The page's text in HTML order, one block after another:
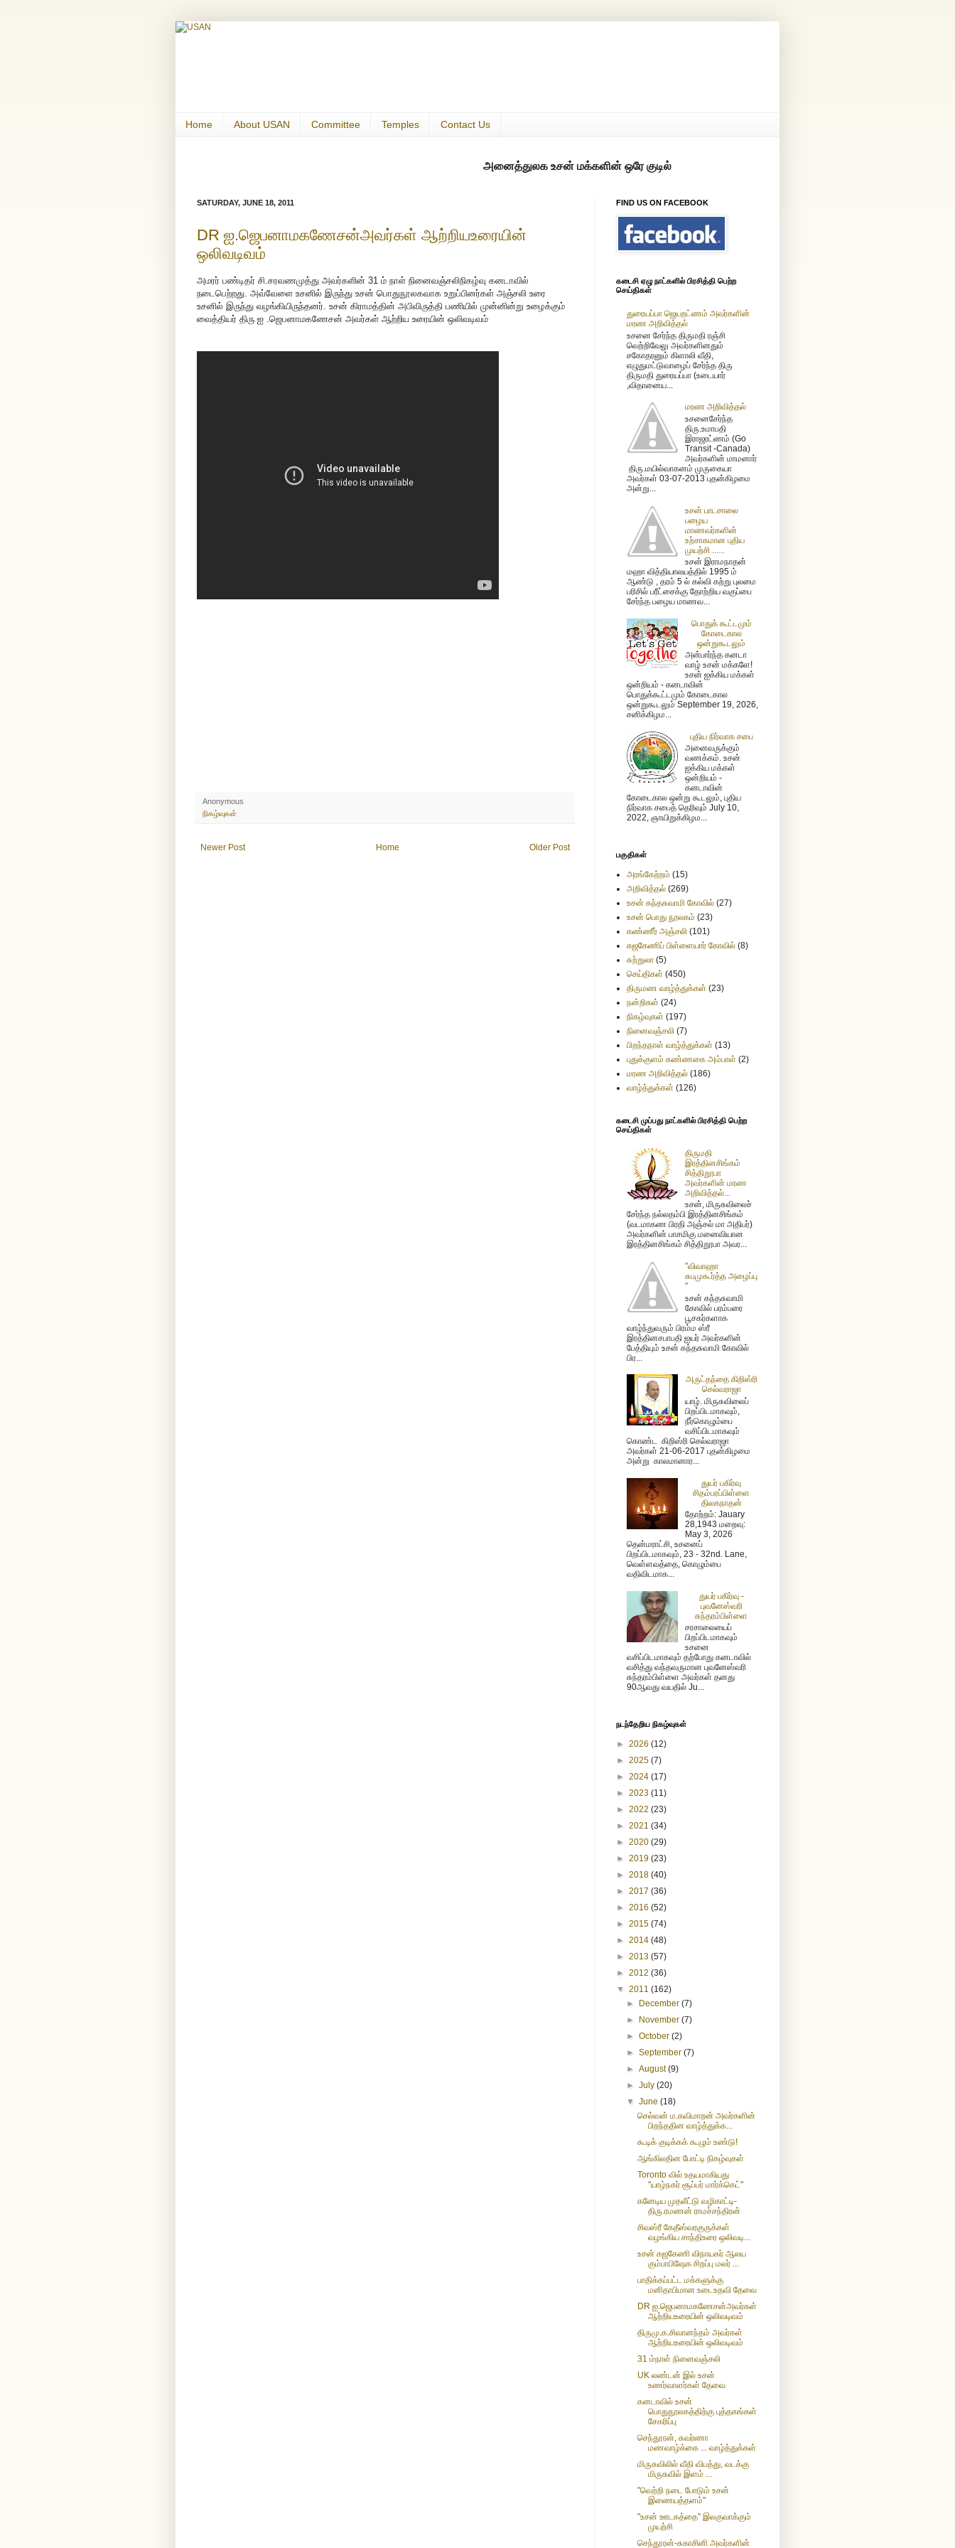
Home About USAN Committee Temples Contact Us
அனைத்துலக உசன் மக்களின் ஒரே குடில்
SATURDAY, JUNE 18, 2011
DR ஐ.ஜெபனாமகணேசன்அவர்கள் ஆற்றியஉரையின்
ஒலிவடிவம்
அமரர் பண்டிதர் சி.சரவணமுத்து அவர்களின் 31 ம் நாள் நினைவஞ்சலிநிகழ்வு கனடாவில்
நடைபெற்றது. அவ்வேளை உசனில் இருந்து உசன் பொதுநூலகவாக உறுப்பினர்கள் அஞ்சலி உரை
உசனில் இருந்து வழங்கியிருந்தனர். உசன் கிராமத்தின் அபிவிருத்தி பணியில் முன்னின்று உழைக்கும்
வைத்தியர் திரு ஐ .ஜெபனாமகணேசன் அவர்கள் ஆற்றிய உரையின் ஒலிவடிவம்
Anonymous
நிகழ்வுகள்
Newer Post Older Post
Home
FIND US ON FACEBOOK
கடைசி ஏழு நாட்களில் பிரசித்தி பெற்ற
செய்திகள்
துரையப்பா ஜெயறட்ணம் அவர்களின்
மரண அறிவித்தல்
உசனை சேர்ந்த திருமதி ரஞ்சி
வெற்றிவேலு அவர்களினதும்
சகோதரனும் கிளாலி வீதி,
எழுதுமட்டுவாழைப் சேர்ந்த திரு
திருமதி துரையப்பா (உடையார்
,விதானைய...
மரண அறிவித்தல்
உசனைசேர்ந்த
திரு.உமாபதி
இராஜரட்ணம் (Go
Transit -Canada)
அவர்களின் மாமனார்
திரு.மயில்வாகனம் முருகையா
அவர்கள் 03-07-2013 புதன்கிழமை
அன்று...
உசன் பாடசாலை
பழைய
மாணவர்களின்
உற்சாகமான புதிய
முயற்சி ......
உசன் இராமநாதன்
மஹா வித்தியாலயத்தில் 1995 ம்
ஆண்டு , தரம் 5 ல் கல்வி கற்று புலமை
பரிசில் பரீட்சைக்கு தோற்றிய வகுப்பை
சேர்ந்த பழைய மாணவ...
பொதுக் கூட்டமும்
கோடைகால
ஒன்றுகூடலும்
அன்பார்ந்த கனடா
வாழ் உசன் மக்களே!
உசன் ஐக்கிய மக்கள்
ஒன்றியம் - கனடாவின்
பொதுக்கூட்டமும் கோடைகால
ஒன்றுகூடலும் September 19, 2026,
சனிக்கிழம...
புதிய நிர்வாக சபை
அனைவருக்கும்
வணக்கம். உசன்
ஐக்கிய மக்கள்
ஒன்றியம் -
கனடாவின்
கோடைகால ஒன்று கூடலும், புதிய
நிர்வாக சபைத் தெரிவும் July 10,
2022, ஞாயிறுக்கிழம...
பகுதிகள்
அரங்கேற்றம் (15)
அறிவித்தல் (269)
உசன் கந்தசுவாமி கோவில் (27)
உசன் பொது நூலகம் (23)
கண்ணீர் அஞ்சலி (101)
கஜகேணிப் பிள்ளையார் கோவில் (8)
சுற்றுலா (5)
செய்திகள் (450)
திருமண வாழ்த்துக்கள் (23)
நன்றிகள் (24)
நிகழ்வுகள் (197)
நினைவஞ்சலி (7)
பிறந்தநாள் வாழ்த்துக்கள் (13)
புதுக்குளம் கண்ணகை அம்பாள் (2)
மரண அறிவித்தல் (186)
வாழ்த்துக்கள் (126)
கடைசி முப்பது நாட்களில் பிரசித்தி பெற்ற
செய்திகள்
திருமதி
இரத்தினசிங்கம்
சித்திறூபா
அவர்களின் மரண
அறிவித்தல்...
உசன், மிருசுவிலைச்
சேர்ந்த நல்லதம்பி இரத்தினசிங்கம்
(வடமாகண பிரதி அஞ்சல் மா அதிபர்)
அவர்களின் பாசமிகு மனைவியான
இரத்தினசிங்கம் சித்திறூபா அவர...
"விவாஹா
சுபமுகூர்த்த அழைப்பு
"
உசன் கந்தசுவாமி
கோவில் பரம்பரை
பூசகர்களாக
வாழ்ந்துவரும் பிரம்ம ஸ்ரீ
இரத்தினசபாபதி ஐயர் அவர்களின்
பேத்தியும் உசன் கந்தசுவாமி கோவில்
பிர...
அருட்தந்தை கிறிஸ்ரி
செல்வராஜா
யாழ். மிருசுவிலைப்
பிறப்பிடமாகவும்,
நீர்கொழும்பை
வசிப்பிடமாகவும்
கொண்ட கிறிஸ்ரி செல்வராஜா
அவர்கள் 21-06-2017 புதன்கிழமை
அன்று காலமானார...
துயர் பகிர்வு
சிதம்பரப்பிள்ளை
திலகநாதன்
தோற்றம்: Jauary
28,1943 மறைவு:
May 3, 2026
தென்மராட்சி, உசனைப்
பிறப்பிடமாகவும், 23 - 32nd. Lane,
வெள்ளவத்தை, கொழும்பை
வதிவிடமாக...
துயர் பகிர்வு -
புவனேஸ்வரி
சுந்தரம்பிள்ளை
சரசாலையைப்
பிறப்பிடமாகவும்
உசனை
வசிப்பிடமாகவும் தற்போது கனடாவில்
வசித்து வந்தவருமான புவனேஸ்வரி
சுந்தரம்பிள்ளை அவர்கள் தனது
90ஆவது வயதில் Ju...
நடந்தேறிய நிகழ்வுகள்
► 2026 (12)
► 2025 (7)
► 2024 (17)
► 2023 (11)
► 2022 (23)
► 2021 (34)
► 2020 (29)
► 2019 (23)
► 2018 (40)
► 2017 (36)
► 2016 (52)
► 2015 (74)
► 2014 (48)
► 2013 (57)
► 2012 (36)
▼ 2011 (162)
► December(7)
► November(7)
►October(2)
►September(7)
►August(9)
►July(20)
▼ June(18)
செல்வன் ம.கவிமாறன் அவர்களின்
பிறந்ததின வாழ்த்துக்க...
கூடிக் குடிக்கக் கூழும் உண்டு!
ஆங்கிலதின போட்டி நிகழ்வுகள்
Toronto வில் உதயமாகியது
"யாழ்நகர் சூப்பர் மார்க்கெட்"
கனேடிய முதலீட்டு வழிகாட்டி-
திரு.ரமணன் ராமச்சந்திரன்
சிவஸ்ரீ கேதீஸ்வரகுருக்கள்
வழங்கிய சாந்திஉரை ஒலிவடி...
உசன் கஜகேணி விநாயகர் ஆலய
கும்பாபிஷேக சிறப்பு மலர் ...
பாதிக்கப்பட்ட மக்களுக்கு
மனிதாபிமான உடைஉதவி தேவை
DR ஐ.ஜெபனாமகணேசன்அவர்கள்
ஆற்றியஉரையின் ஒலிவடிவம்
திருமு.க.சிவானந்தம் அவர்கள்
ஆற்றியஉரையின் ஒலிவடிவம்
31 ம்நாள் நினைவஞ்சலி
UK லண்டன் இல் உசன்
உணர்வாளர்கள் தேவை
கனடாவில் உசன்
பொதுநூலகத்திற்கு புத்தகங்கள்
சேகரிப்பு
செந்தூரன், சுவர்ணா
மணவாழ்க்கை ... வாழ்த்துக்கள்
மிருசுவிலில் வீதி விபத்து, வடக்கு
மிருசுவில் இளம் ...
"வெற்றி நடை போடும் உசன்
இணையத்தளம்"
"உசன் ஊடகத்தை" இலகுவாக்கும்
முயற்சி
செந்தூரன்-சுகாசினி அவர்களின்